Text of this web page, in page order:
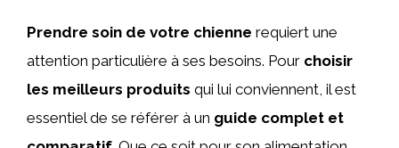
Prendre soin de votre chienne requiert une
attention particulière à ses besoins. Pour choisir
les meilleurs produits qui lui conviennent, il est
essentiel de se référer à un guide complet et